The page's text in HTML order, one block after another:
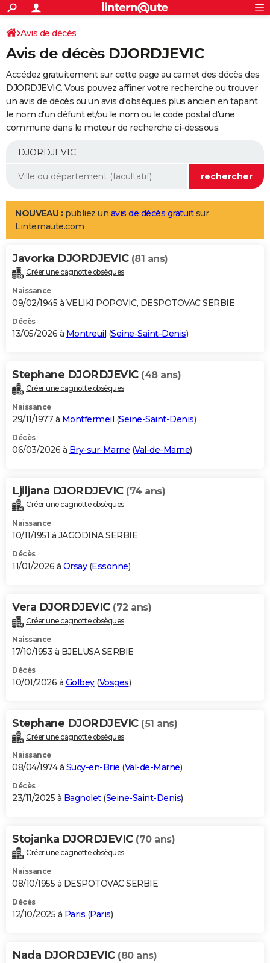
ACTUALITÉS
Politique
Société
Faits Divers
Education
Monde
Villes
+
SPORT
Coupe du monde 2026
Football
Tennis
Cyclisme
Rugby
Forum
Programme TV
TNT
Streaming
Cinéma
Sorties cinéma
Musique
+
FINANCE
Impôts
Immobilier
Risques naturels par ville
Banque
Assurance
Crédit
AUTO
Essais
Réserver un essai
Citadines
Berlines
SUV
Forum auto
+
Mobiles
Meilleur smartphone
Internet
Ordinateurs
Jeux vidéo
Guide high-tech
Aménagement intérieur
LIFESTYLE
Art de vivre
Bien-être
Loisirs
Mode
Modes de vie
Alimentation
Guide de la santé
Maladies
Médicaments
Sommeil
VOYAGE
Destinations
City break
Voyage nature
Voyage de noces
Forum
Climat
+PHOTO
GUIDES D'ACHAT
BONS PLANS
Carte de Noël
Carte Bonne année
Carte Saint-Valentin
Carte Pâques
Carte d'anniversaire
DICTIONNAIRE
Dictionnaire
Biographies
Citations
Expressions
Proverbes
PROGRAMME TV
S'inscrire
Se connecter
Lycées
Collèges
Primaires
Universités
Entreprises
Service militaire
Avis de recherche
AVIS DE DÉCÈS
Bricolage
Lifestyle
Culture
Sport
Auto
Television
Voyage
Cinema
Avis de décès
Avis de décès DJORDJEVIC
Accédez gratuitement sur cette page au carnet des décès des
DJORDJEVIC. Vous pouvez affiner votre recherche ou trouver
un avis de décès ou un avis d'obsèques plus ancien en tapant
le nom d'un défunt et/ou le nom ou le code postal d'une
commune dans le moteur de recherche ci-dessous.
NOUVEAU : publiez un avis de décès gratuitsur
Linternaute.com
Javorka DJORDJEVIC (81 ans)
Créer une cagnotte obsèques
Naissance
09/02/1945 à VELIKI POPOVIC, DESPOTOVAC SERBIE
Décès
13/05/2026 à Montreuil (Seine-Saint-Denis)
Stephane DJORDJEVIC (48 ans)
Créer une cagnotte obsèques
Naissance
29/11/1977 à Montfermeil (Seine-Saint-Denis)
Décès
06/03/2026 à Bry-sur-Marne (Val-de-Marne)
Ljiljana DJORDJEVIC (74 ans)
Créer une cagnotte obsèques
Naissance
10/11/1951 à JAGODINA SERBIE
Décès
11/01/2026 à Orsay(Essonne)
Vera DJORDJEVIC (72 ans)
Créer une cagnotte obsèques
Naissance
17/10/1953 à BJELUSA SERBIE
Décès
10/01/2026 à Golbey(Vosges)
Stephane DJORDJEVIC (51 ans)
Créer une cagnotte obsèques
Naissance
08/04/1974 à Sucy-en-Brie (Val-de-Marne)
Décès
23/11/2025 à Bagnolet(Seine-Saint-Denis)
Stojanka DJORDJEVIC (70 ans)
Créer une cagnotte obsèques
Naissance
08/10/1955 à DESPOTOVAC SERBIE
Décès
12/10/2025 à Paris (Paris)
Nada DJORDJEVIC (80 ans)